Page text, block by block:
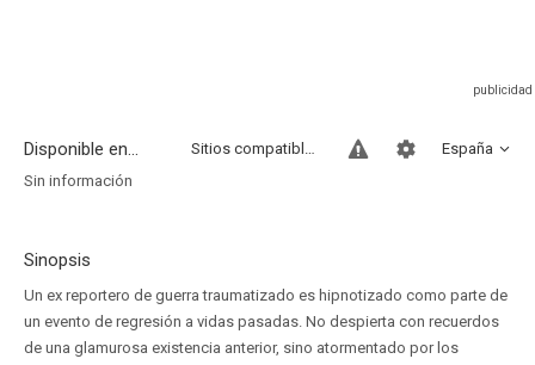
Disponible en... España
Sitios compatibles
Sin información
Sinopsis
Un ex reportero de guerra traumatizado es hipnotizado como parte de
un evento de regresión a vidas pasadas. No despierta con recuerdos
de una glamurosa existencia anterior, sino atormentado por los